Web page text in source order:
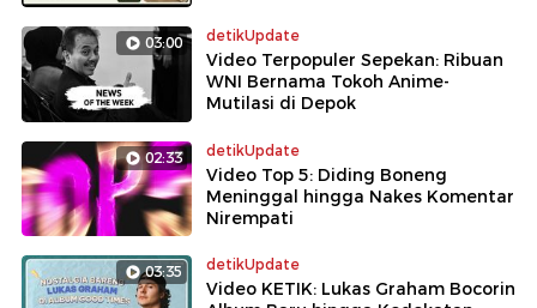
03:00 detikUpdate
Video Terpopuler Sepekan: Ribuan
WNI Bernama Tokoh Anime-
Mutilasi di Depok
02:33 detikUpdate
Video Top 5: Diding Boneng
Meninggal hingga Nakes Komentar
Nirempati
03:35 detikUpdate
Video KETIK: Lukas Graham Bocorin